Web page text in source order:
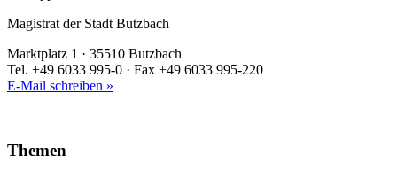
Magistrat der Stadt Butzbach
Marktplatz 1 · 35510 Butzbach
Tel. +49 6033 995-0 · Fax +49 6033 995-220
E-Mail schreiben »
Themen